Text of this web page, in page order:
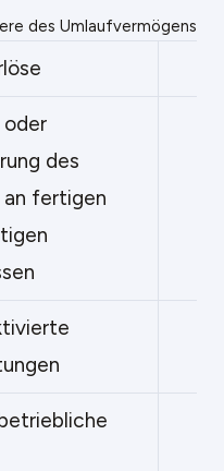
des Umlaufvermögens in
oder
des
an fertigen